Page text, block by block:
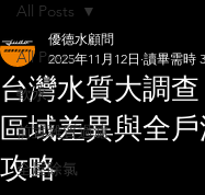
All Posts
軟水
前置雜質過濾
全屋除氯
All Posts
台灣水質大調
區域差異與全
攻略
優德水顧問
2025年11月12日 讀畢需時